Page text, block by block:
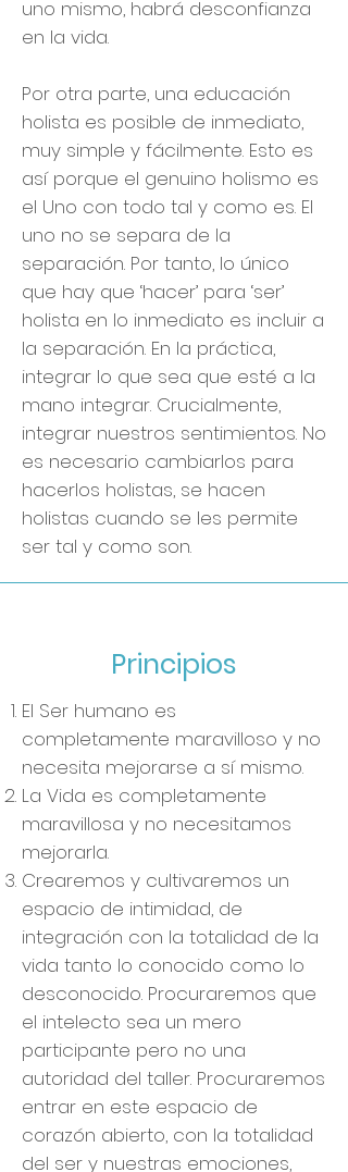
Principios
El Ser humano es
completamente maravilloso y no
necesita mejorarse a sí mismo.
La Vida es completamente
maravillosa y no necesitamos
mejorarla.
Crearemos y cultivaremos un
espacio de intimidad, de
integración con la totalidad de la
vida tanto lo conocido como lo
desconocido. Procuraremos que
el intelecto sea un mero
participante pero no una
autoridad del taller. Procuraremos
entrar en este espacio de
corazón abierto, con la totalidad
del ser y nuestras emociones,
uno mismo, habrá desconfianza
en la vida.
Por otra parte, una educación
holista es posible de inmediato,
muy simple y fácilmente. Esto es
así porque el genuino holismo es
el Uno con todo tal y como es. El
uno no se separa de la
separación. Por tanto, lo único
que hay que ‘hacer’ para ‘ser’
holista en lo inmediato es incluir a
la separación. En la práctica,
integrar lo que sea que esté a la
mano integrar. Crucialmente,
integrar nuestros sentimientos. No
es necesario cambiarlos para
hacerlos holistas, se hacen
holistas cuando se les permite
ser tal y como son.